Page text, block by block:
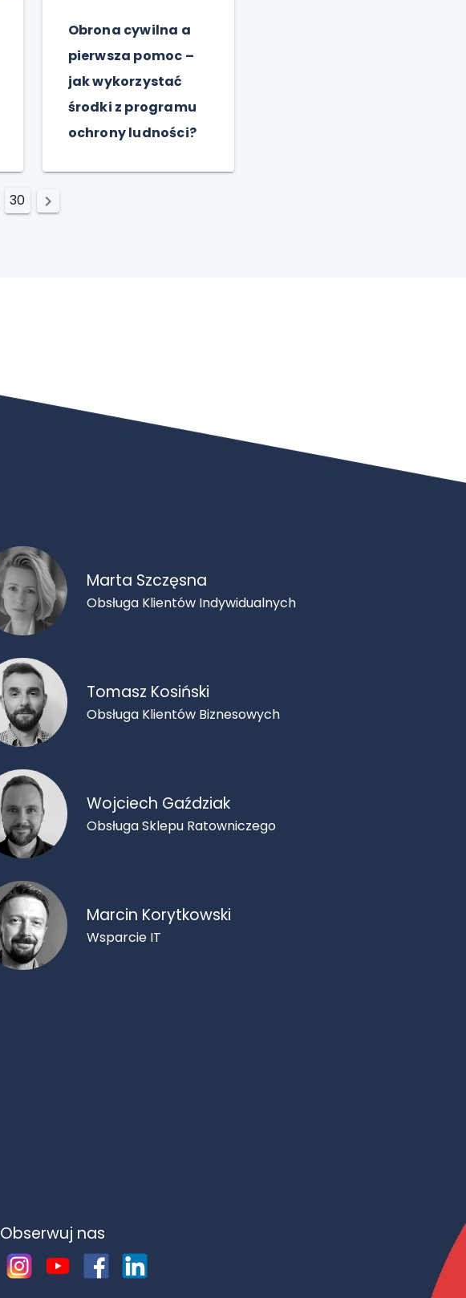
Obrona cywilna a
pierwsza pomoc –
jak wykorzystać
środki z programu
ochrony ludności?
30
Marta Szczęsna
Obsługa Klientów Indywidualnych
Tomasz Kosiński
Obsługa Klientów Biznesowych
Wojciech Gaździak
Obsługa Sklepu Ratowniczego
Marcin Korytkowski
Wsparcie IT
Obserwuj nas